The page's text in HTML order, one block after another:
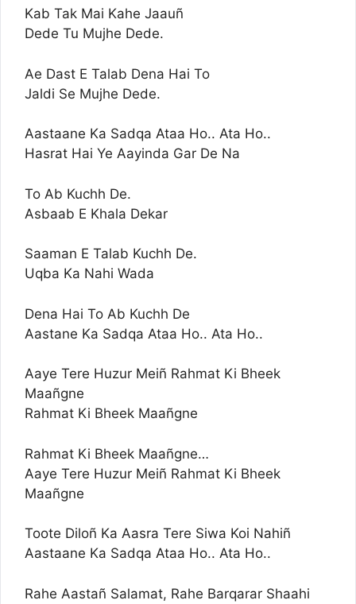
Kab Tak Mai Kahe Jaauñ
Dede Tu Mujhe Dede.
Ae Dast E Talab Dena Hai To
Jaldi Se Mujhe Dede.
Aastaane Ka Sadqa Ataa Ho.. Ata Ho..
Hasrat Hai Ye Aayinda Gar De Na
To Ab Kuchh De.
Asbaab E Khala Dekar
Saaman E Talab Kuchh De.
Uqba Ka Nahi Wada
Dena Hai To Ab Kuchh De
Aastane Ka Sadqa Ataa Ho.. Ata Ho..
Aaye Tere Huzur Meiñ Rahmat Ki Bheek
Maañgne
Rahmat Ki Bheek Maañgne
Rahmat Ki Bheek Maañgne…
Aaye Tere Huzur Meiñ Rahmat Ki Bheek
Maañgne
Toote Diloñ Ka Aasra Tere Siwa Koi Nahiñ
Aastaane Ka Sadqa Ataa Ho.. Ata Ho..
Rahe Aastañ Salamat, Rahe Barqarar Shaahi